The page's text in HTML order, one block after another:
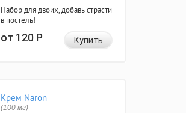
Набор для двоих, добавь страсти
в постель!
от 120Р Купить
Крем Naron
(100 мг)